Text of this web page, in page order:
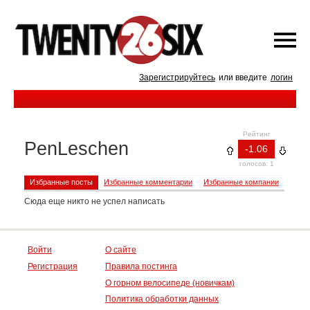
Зарегистрируйтесь или введите логин
Рейтинг
-1.06
голосов: 1
PenLeschen
Избранные посты Избранные комментарии Избранные компании
Сюда еще никто не успел написать
Войти
Регистрация
О сайте
Правила постинга
О горном велосипеде (новичкам)
Политика обработки данных